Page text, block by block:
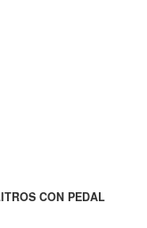
CON PEDAL